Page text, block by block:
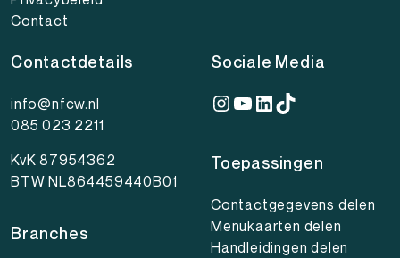
Contact
Contactdetails
info@nfcw.nl
085 023 2211
KvK 87954362
BTW NL864459440B01
Branches
Sociale Media
Instagram
YouTube
LinkedIn
TikTok
Toepassingen
Contactgegevens delen
Menukaarten delen
Handleidingen delen